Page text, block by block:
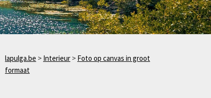
lapulga.be > Interieur> Foto op canvas in groot
formaat